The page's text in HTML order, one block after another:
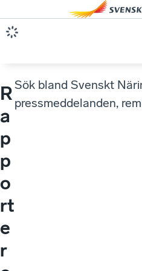
R
a
p
p
o
rt
e
r
Sök bland Svenskt
pressmeddelanden,